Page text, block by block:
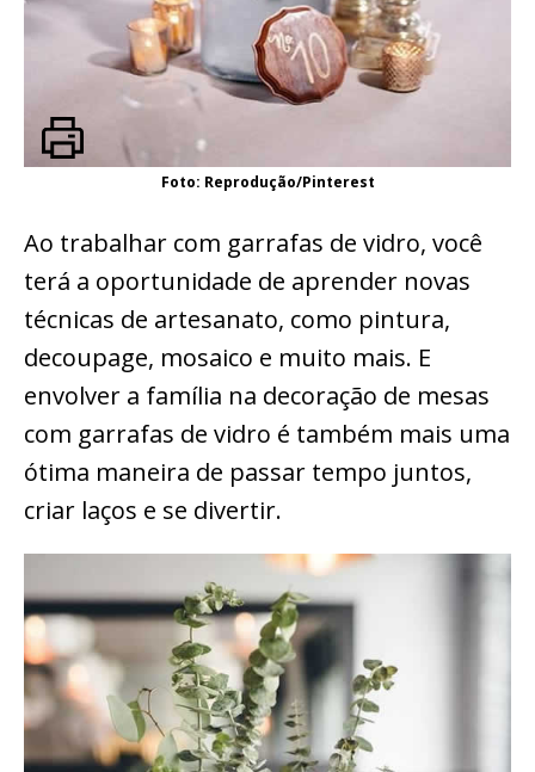
Foto: Reprodução/Pinterest
Ao trabalhar com garrafas de vidro, você
terá a oportunidade de aprender novas
técnicas de artesanato, como pintura,
decoupage, mosaico e muito mais. E
envolver a família na decoração de mesas
com garrafas de vidro é também mais uma
ótima maneira de passar tempo juntos,
criar laços e se divertir.